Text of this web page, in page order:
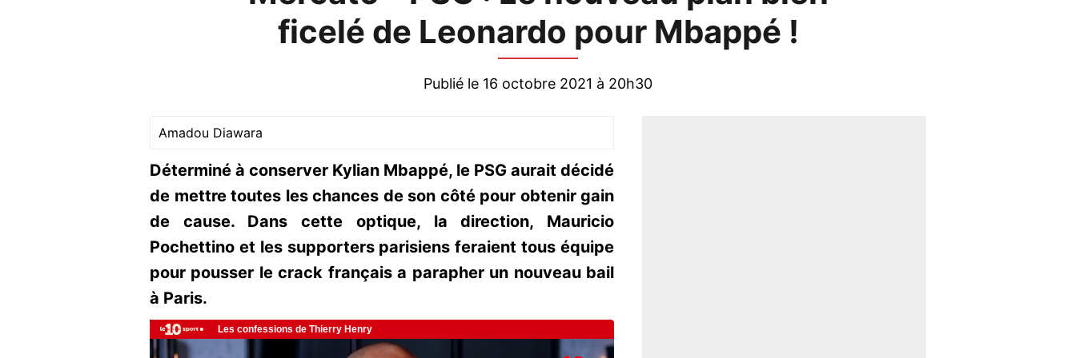
ficelé de Leonardo pour Mbappé !
Publié le 16 octobre 2021 à 20h30
Amadou Diawara
Déterminé à conserver Kylian Mbappé, le PSG aurait décidé
de mettre toutes les chances de son côté pour obtenir gain
de cause. Dans cette optique, la direction, Mauricio
Pochettino et les supporters parisiens feraient tous équipe
pour pousser le crack français a parapher un nouveau bail
à Paris.